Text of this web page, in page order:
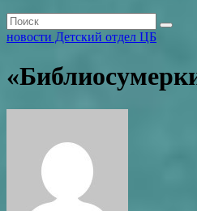
новости Детский отдел ЦБ